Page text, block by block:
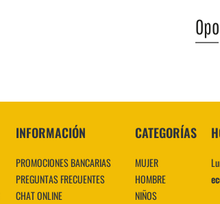
INFORMACIÓN
PROMOCIONES BANCARIAS
PREGUNTAS FRECUENTES
CHAT ONLINE
CATEGORÍAS
MUJER
HOMBRE
NIÑOS